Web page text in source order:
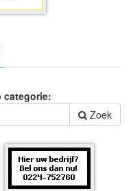
categorie:
Zoek